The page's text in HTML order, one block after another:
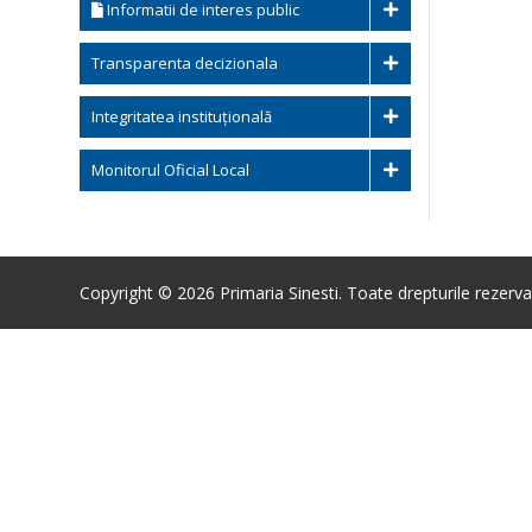
Informatii de interes public
Transparenta decizionala
Integritatea instituțională
Monitorul Oficial Local
Copyright © 2026 Primaria Sinesti. Toate drepturile